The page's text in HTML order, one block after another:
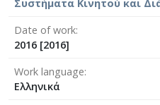
Συστήματα Κινητού και
Date of work
2016 [2016]
Work language
Ελληνικά